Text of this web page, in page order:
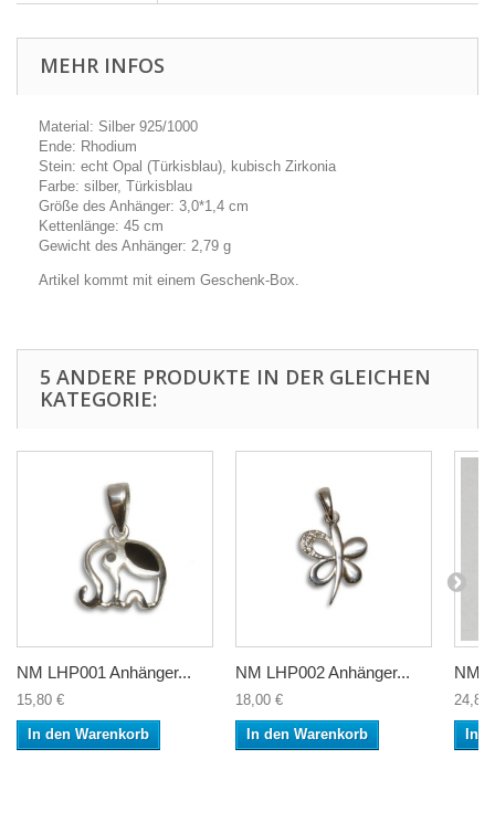
MEHR INFOS
Material: Silber 925/1000
Ende: Rhodium
Stein: echt Opal (Türkisblau), kubisch Zirkonia
Farbe: silber, Türkisblau
Größe des Anhänger: 3,0*1,4 cm
Kettenlänge: 45 cm
Gewicht des Anhänger: 2,79 g
Artikel kommt mit einem Geschenk-Box.
5 ANDERE PRODUKTE IN DER GLEICHEN
KATEGORIE:
NM LHP001 Anhänger...
15,80 €
In den Warenkorb
NM LHP002 Anhänger...
18,00 €
In den Warenkorb
NM
24,80
In